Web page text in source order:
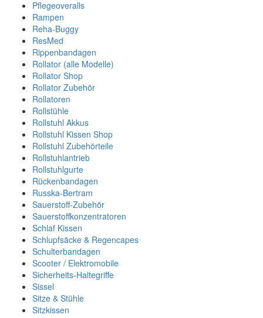
Pflegeoveralls
Rampen
Reha-Buggy
ResMed
Rippenbandagen
Rollator (alle Modelle)
Rollator Shop
Rollator Zubehör
Rollatoren
Rollstühle
Rollstuhl Akkus
Rollstuhl Kissen Shop
Rollstuhl Zubehörteile
Rollstuhlantrieb
Rollstuhlgurte
Rückenbandagen
Russka-Bertram
Sauerstoff-Zubehör
Sauerstoffkonzentratoren
Schlaf Kissen
Schlupfsäcke & Regencapes
Schulterbandagen
Scooter / Elektromobile
Sicherheits-Haltegriffe
Sissel
Sitze & Stühle
Sitzkissen